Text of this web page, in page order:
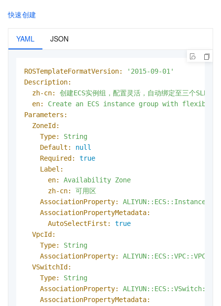
快速创建
YAML JSON
ROSTemplateFormatVersion:
'2015-09-01'
Description:
zh-cn:
创建ECS实例组，配置灵活，自动绑定至三个SLB实
en:
Create an ECS instance group with flexible
Parameters:
ZoneId:
Type:
String
Default:
null
Required:
true
Label:
en:
Availability Zone
zh-cn:
可用区
AssociationProperty:
AssociationPropertyMetadata:
AutoSelectFirst:
true
VpcId:
Type:
String
AssociationProperty:
ALIYUN::ECS::VPC::VPCId
VSwitchId:
Type:
String
AssociationProperty:
AssociationPropertyMetadata: